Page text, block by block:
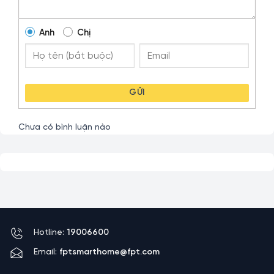
tự tắt hệ thống đèn khi ra khỏi nhà,….
Đây được xem là giải pháp thông minh, vừa giúp tối ưu
hóa sự tiện ích, vừa hạn chế được tình trạng quên tắt hệ
năng tốt hơn cho người dùng
Anh Chị
GỬI
Chưa có bình luận nào
Hotline: 19006600
Email: fptsmarthome@fpt.com